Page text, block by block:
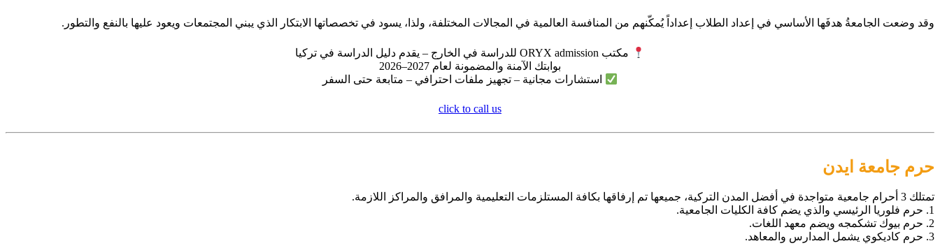
وقد وضعت الجامعةُ هدفَها الأساسي في إعداد الطلاب إعداداً يُمكّنهم من المنافسة العالمية في المجالات المختلفة، ولذا، يسود في تخصصاتها الابتكار الذي يبني المجتمعات ويعود عليها بالنفع والتطور.
مكتب ORYX admission للدراسة في الخارج – يقدم دليل الدراسة في تركيا
بوابتك الآمنة والمضمونة لعام 2027–2026
استشارات مجانية – تجهيز ملفات احترافي – متابعة حتى السفر
click to call us
حرم جامعة ايدن
تمتلك 3 أحرام جامعية متواجدة في أفضل المدن التركية، جميعها تم إرفاقها بكافة المستلزمات التعليمية والمرافق والمراكز اللازمة.
1. حرم فلوريا الرئيسي والذي يضم كافة الكليات الجامعية.
2. حرم بيوك تشكمجه ويضم معهد اللغات.
3. حرم كاديكوي يشمل المدارس والمعاهد.